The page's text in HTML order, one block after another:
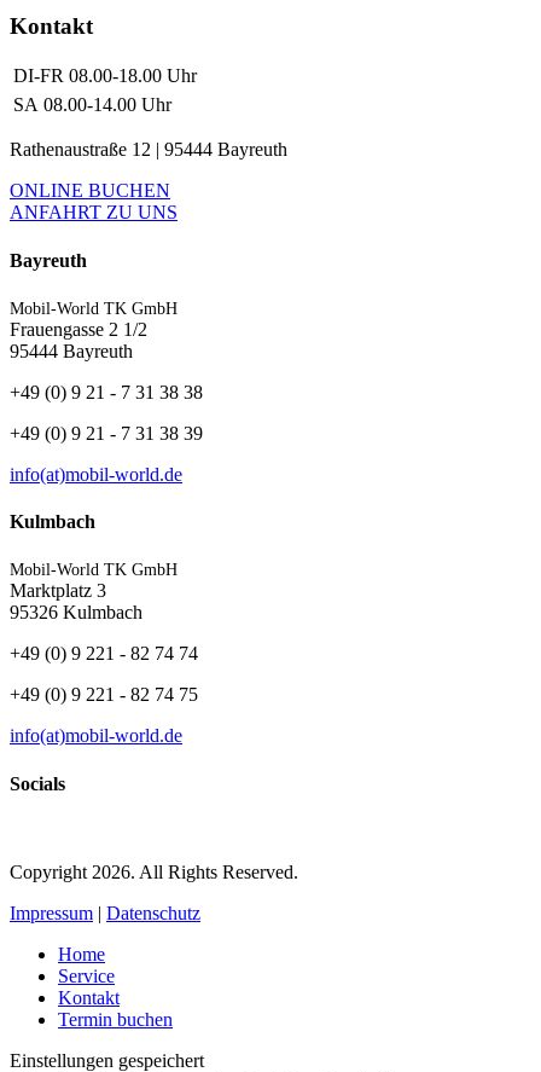
Kontakt
DI-FR 08.00-18.00 Uhr
SA 08.00-14.00 Uhr
Rathenaustraße 12 | 95444 Bayreuth
ONLINE BUCHEN
ANFAHRT ZU UNS
Bayreuth
Mobil-World TK GmbH
Frauengasse 2 1/2
95444 Bayreuth
+49 (0) 9 21 - 7 31 38 38
+49 (0) 9 21 - 7 31 38 39
info(at)mobil-world.de
Kulmbach
Mobil-World TK GmbH
Marktplatz 3
95326 Kulmbach
+49 (0) 9 221 - 82 74 74
+49 (0) 9 221 - 82 74 75
info(at)mobil-world.de
Socials
Copyright 2026. All Rights Reserved.
Impressum | Datenschutz
Home
Service
Kontakt
Termin buchen
Einstellungen gespeichert